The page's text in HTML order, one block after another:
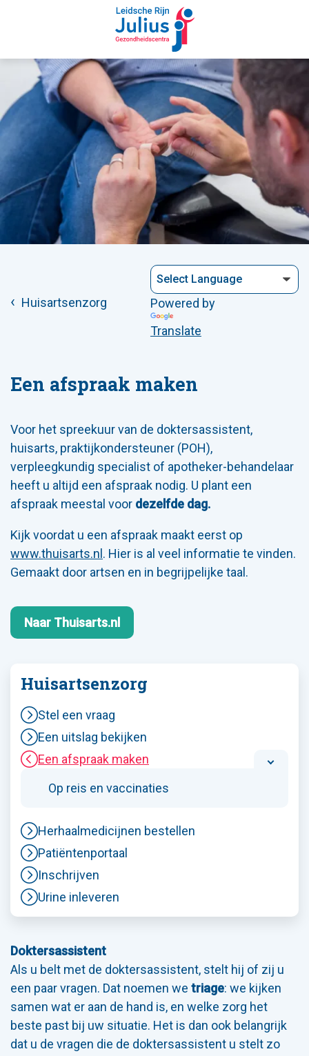
Huisartsenzorg
Powered by
Translate
Een afspraak maken
Voor het spreekuur van de doktersassistent,
huisarts, praktijkondersteuner (POH),
verpleegkundig specialist of apotheker-behandelaar
heeft u altijd een afspraak nodig. U plant een
afspraak meestal voor dezelfde dag.
Kijk voordat u een afspraak maakt eerst op
www.thuisarts.nl. Hier is al veel informatie te vinden.
Gemaakt door artsen en in begrijpelijke taal.
Naar Thuisarts.nl
Huisartsenzorg
Stel een vraag
Een uitslag bekijken
Een afspraak maken
Op reis en vaccinaties
Herhaalmedicijnen bestellen
Patiëntenportaal
Inschrijven
Urine inleveren
Doktersassistent
Als u belt met de doktersassistent, stelt hij of zij u
een paar vragen. Dat noemen we triage: we kijken
samen wat er aan de hand is, en welke zorg het
beste past bij uw situatie. Het is dan ook belangrijk
dat u de vragen die de doktersassistent u stelt zo